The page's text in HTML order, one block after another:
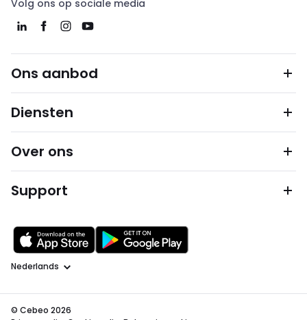
Volg ons op sociale media
Ons aanbod
Diensten
Over ons
Support
Taal
© Cebeo 2026